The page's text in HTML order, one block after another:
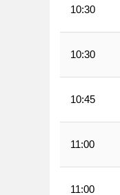
10:30
10:30
10:45
11:00
11:00